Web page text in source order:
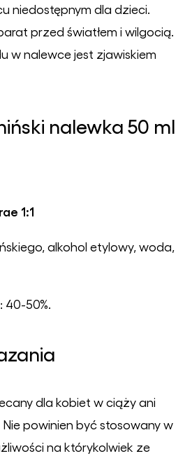
niedostępnym dla dzieci.
przed światłem i wilgocią.
w nalewce jest zjawiskiem
nalewka 50 ml
1:1
alkohol etylowy, woda,
50%.
dla kobiet w ciąży ani
powinien być stosowany w
na którykolwiek ze